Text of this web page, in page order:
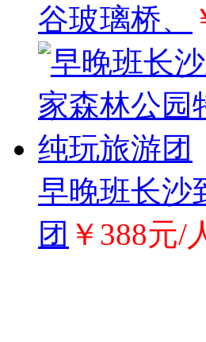
谷玻璃桥、
早晚班长沙
团 ￥388元/